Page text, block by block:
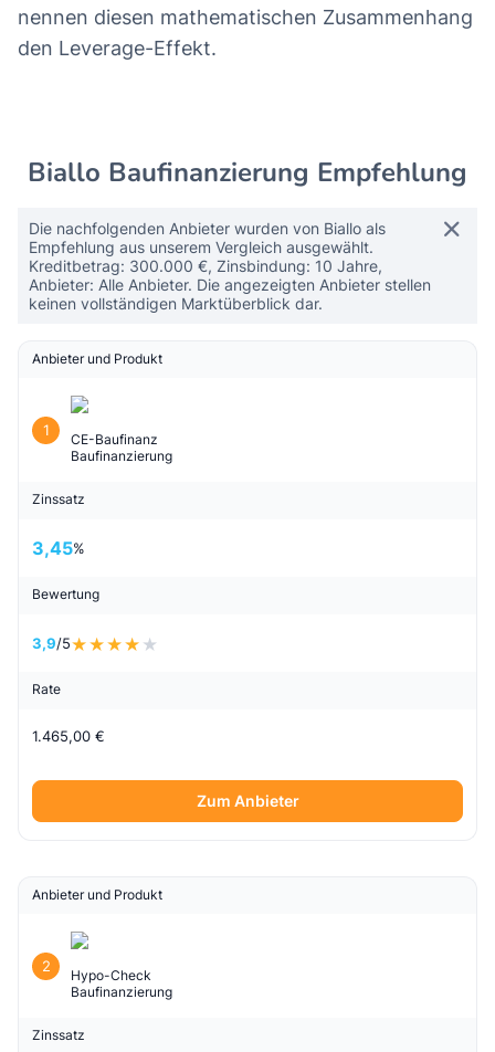
nennen diesen mathematischen Zusammenhang
den Leverage-Effekt.
Biallo Baufinanzierung Empfehlung
Die nachfolgenden Anbieter wurden von Biallo als
Empfehlung aus unserem Vergleich ausgewählt.
Kreditbetrag: 300.000 €, Zinsbindung: 10 Jahre,
Anbieter: Alle Anbieter. Die angezeigten Anbieter stellen
keinen vollständigen Marktüberblick dar.
Anbieter und Produkt
1
CE-Baufinanz
Baufinanzierung
Zinssatz
3,45%
Bewertung
3,9/5
Rate
1.465,00 €
Zum Anbieter
Anbieter und Produkt
2
Hypo-Check
Baufinanzierung
Zinssatz